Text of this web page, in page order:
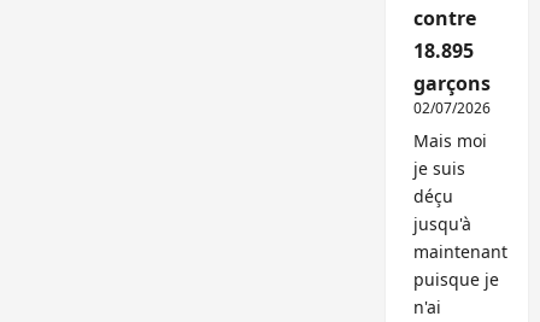
contre
18.895
garçons
02/07/2026
Mais moi
je suis
déçu
jusqu'à
maintenant
puisque je
n'ai